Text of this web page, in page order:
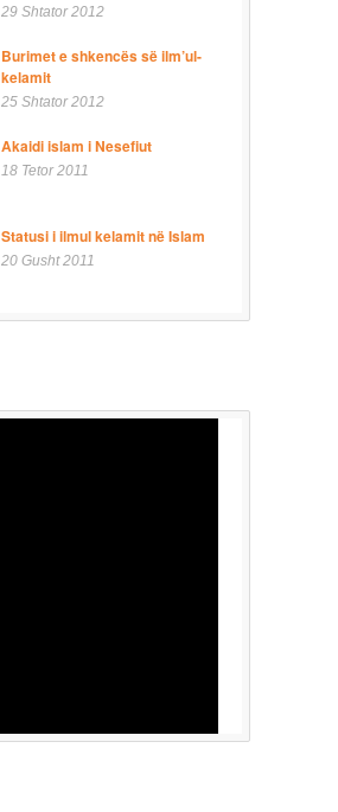
29 Shtator 2012
Burimet e shkencës së ilm’ul-
kelamit
25 Shtator 2012
Akaidi islam i Nesefiut
18 Tetor 2011
Statusi i ilmul kelamit në Islam
20 Gusht 2011